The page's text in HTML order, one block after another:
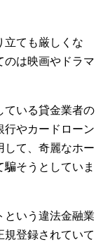
立ても厳しくな
のは映画やドラマ
ている貸金業者の
行やカードローン
して、奇麗なホー
そうとしていま
という違法金融業
規登録されていて